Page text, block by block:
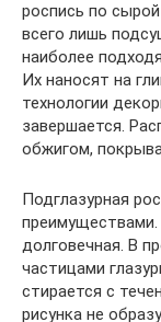
роспись по
всего лишь
наиболее
Их наносят на
технологии
завершается.
обжигом,
Подглазурная
преимуществами.
долговечная. В
частицами
стирается с
рисунка не